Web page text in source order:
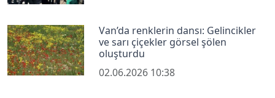
Van’da renklerin dansı: Gelincikler
ve sarı çiçekler görsel şölen
oluşturdu
02.06.2026 10:38